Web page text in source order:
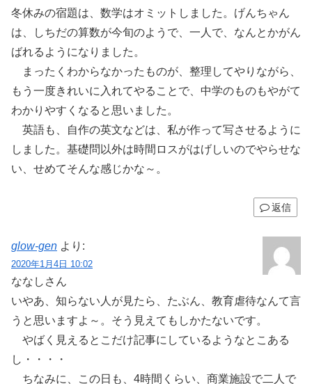
冬休みの宿題は、数学はオミットしました。げんちゃん
は、しちだの算数が今旬のようで、一人で、なんとかがん
ばれるようになりました。
まったくわからなかったものが、整理してやりながら、
もう一度きれいに入れてやることで、中学のものもやがて
わかりやすくなると思いました。
英語も、自作の英文などは、私が作って写させるように
しました。基礎問以外は時間ロスがはげしいのでやらせな
い、せめてそんな感じかな～。
返信
glow-gen より:
2020年1月4日 10:02
ななしさん
いやあ、知らない人が見たら、たぶん、教育虐待なんて言
うと思いますよ～。そう見えてもしかたないです。
やばく見えるとこだけ記事にしているようなとこある
し・・・・
ちなみに、この日も、4時間くらい、商業施設で二人で